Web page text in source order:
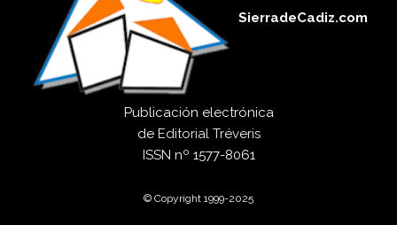
SierradeCadiz.com
Publicación electrónica
de Editorial Tréveris
ISSN nº 1577-8061
© Copyright 1999-2025